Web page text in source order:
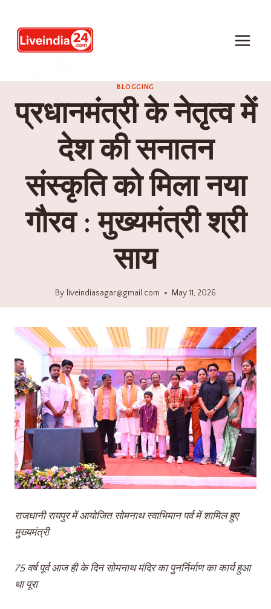
BLOGGING
प्रधानमंत्री के नेतृत्व में
देश की सनातन
संस्कृति को मिला नया
गौरव : मुख्यमंत्री श्री
साय
By liveindiasagar@gmail.com May 11, 2026
राजधानी रायपुर में आयोजित सोमनाथ स्वाभिमान पर्व में शामिल हुए
मुख्यमंत्री
75 वर्ष पूर्व आज ही के दिन सोमनाथ मंदिर का पुनर्निर्माण का कार्य हुआ
था पूरा